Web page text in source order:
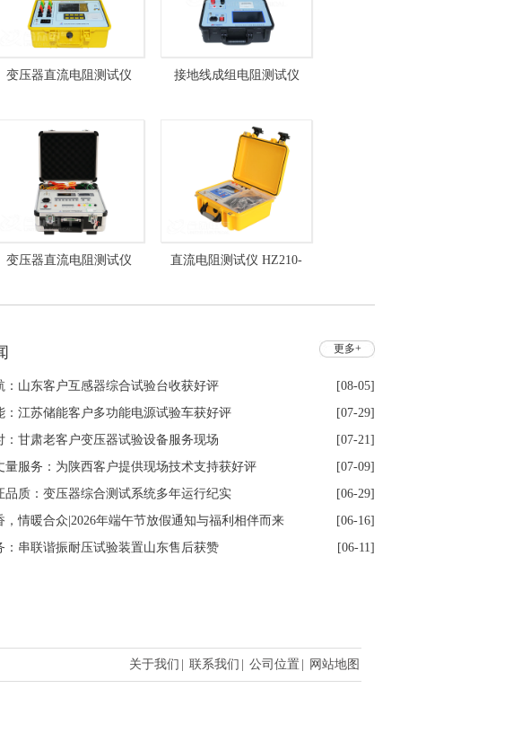
变压器直流电阻测试仪 接地线成组电阻测试仪
变压器直流电阻测试仪 直流电阻测试仪 HZ210-
更多+
[08-05]
：山东客户互感器综合试验台收获好评
[07-29]
：江苏储能客户多功能电源试验车获好评
[07-21]
：甘肃老客户变压器试验设备服务现场
[07-09]
量服务：为陕西客户提供现场技术支持获好评
[06-29]
品质：变压器综合测试系统多年运行纪实
[06-16]
，情暖合众|2026年端午节放假通知与福利相伴而来
[06-11]
：串联谐振耐压试验装置山东售后获赞
关于我们 联系我们 公司位置 网站地图